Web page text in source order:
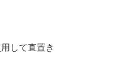
して直置き